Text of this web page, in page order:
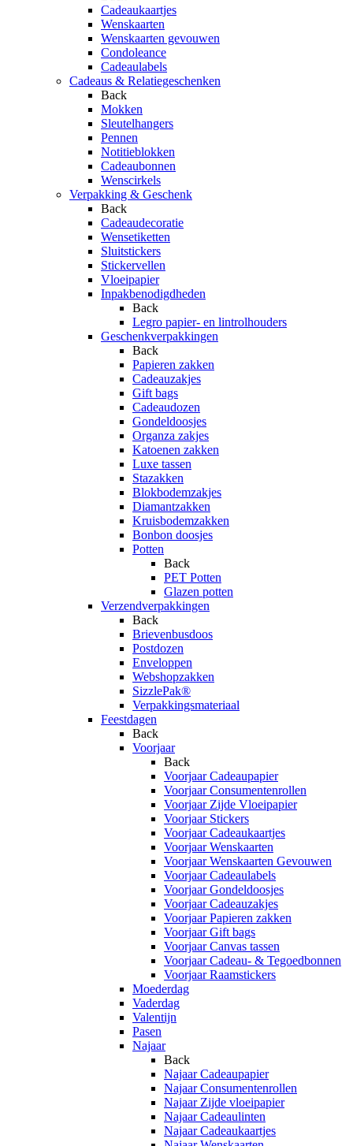
Cadeaukaartjes
Wenskaarten
Wenskaarten gevouwen
Condoleance
Cadeaulabels
Cadeaus & Relatiegeschenken
Back
Mokken
Sleutelhangers
Pennen
Notitieblokken
Cadeaubonnen
Wenscirkels
Verpakking & Geschenk
Back
Cadeaudecoratie
Wensetiketten
Sluitstickers
Stickervellen
Vloeipapier
Inpakbenodigdheden
Back
Legro papier- en lintrolhouders
Geschenkverpakkingen
Back
Papieren zakken
Cadeauzakjes
Gift bags
Cadeaudozen
Gondeldoosjes
Organza zakjes
Katoenen zakken
Luxe tassen
Stazakken
Blokbodemzakjes
Diamantzakken
Kruisbodemzakken
Bonbon doosjes
Potten
Back
PET Potten
Glazen potten
Verzendverpakkingen
Back
Brievenbusdoos
Postdozen
Enveloppen
Webshopzakken
SizzlePak®
Verpakkingsmateriaal
Feestdagen
Back
Voorjaar
Back
Voorjaar Cadeaupapier
Voorjaar Consumentenrollen
Voorjaar Zijde Vloeipapier
Voorjaar Stickers
Voorjaar Cadeaukaartjes
Voorjaar Wenskaarten
Voorjaar Wenskaarten Gevouwen
Voorjaar Cadeaulabels
Voorjaar Gondeldoosjes
Voorjaar Cadeauzakjes
Voorjaar Papieren zakken
Voorjaar Gift bags
Voorjaar Canvas tassen
Voorjaar Cadeau- & Tegoedbonnen
Voorjaar Raamstickers
Moederdag
Vaderdag
Valentijn
Pasen
Najaar
Back
Najaar Cadeaupapier
Najaar Consumentenrollen
Najaar Zijde vloeipapier
Najaar Cadeaulinten
Najaar Cadeaukaartjes